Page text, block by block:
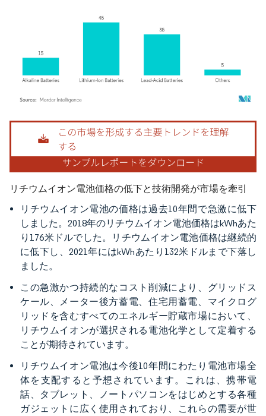
画像 © Mordor Intelligence。再利用にはCC BY 4.0の表示が必要です。
リチウムイオン電池価格の低下と技術開発が市場を牽引
リチウムイオン電池の価格は過去10年間で急激に低下
しました。2018年のリチウムイオン電池価格はkWhあた
り176米ドルでした。リチウムイオン電池価格は継続的
に低下し、2021年にはkWhあたり132米ドルまで下落し
ました。
この急激かつ持続的なコスト削減により、グリッドス
ケール、メーター後方蓄電、住宅用蓄電、マイクログ
リッドを含むすべてのエネルギー貯蔵市場において、
リチウムイオンが選択される電池化学として定着する
ことが期待されています。
リチウムイオン電池は今後10年間にわたり電池市場全
体を支配すると予想されています。これは、携帯電
話、タブレット、ノートパソコンをはじめとする各種
ガジェットに広く使用されており、これらの需要が世